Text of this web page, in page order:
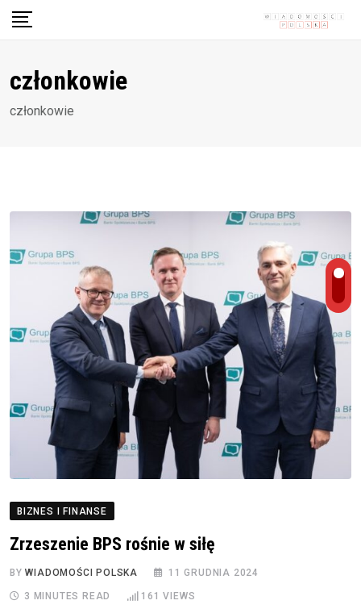
Skip
członkowie
członkowie
BIZNES I FINANSE
Zrzeszenie BPS rośnie w siłę
BYWIADOMOŚCI POLSKA 11 GRUDNIA 2024
3 MINUTES READ 161 VIEWS